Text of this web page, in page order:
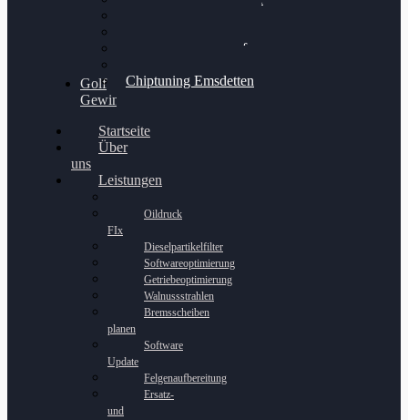
Chiptuning Schüttorf
Chiptuning Emsdetten
Golf
Gewinnspiel
Startseite
Über
uns
Leistungen
Oildruck
FIx
Dieselpartikelfilter
Softwareoptimierung
Getriebeoptimierung
Walnussstrahlen
Bremsscheiben
planen
Software
Update
Felgenaufbereitung
Ersatz-
und